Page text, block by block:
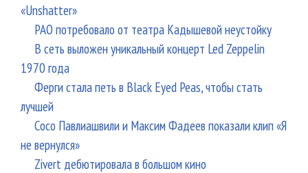
«Unshatter»
РАО потребовало от театра Кадышевой неустойку
В сеть выложен уникальный концерт Led Zeppelin
1970 года
Ферги стала петь в Black Eyed Peas, чтобы стать
лучшей
Сосо Павлиашвили и Максим Фадеев показали клип «Я
не вернулся»
Zivert дебютировала в большом кино